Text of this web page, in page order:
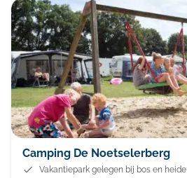
Camping De Noetselerberg
Vakantiepark gelegen bij bos en heide